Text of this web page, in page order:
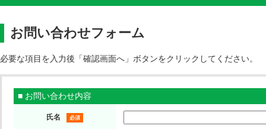
お問い合わせフォーム
必要な項目を入力後「確認画面へ」ボタンをクリックしてください。
■ お問い合わせ内容
氏名 必須